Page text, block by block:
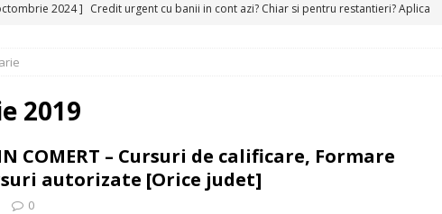
2024 ] Credit urgent cu banii in cont azi? Chiar si pentru restantieri? Aplica
2024 ]
dobanzilor.
Credit online pentru restantieri. Aplica online sau telefonic.
2019
IN COMERT – Cursuri de calificare, Formare
autorizate [Orice judet]
0